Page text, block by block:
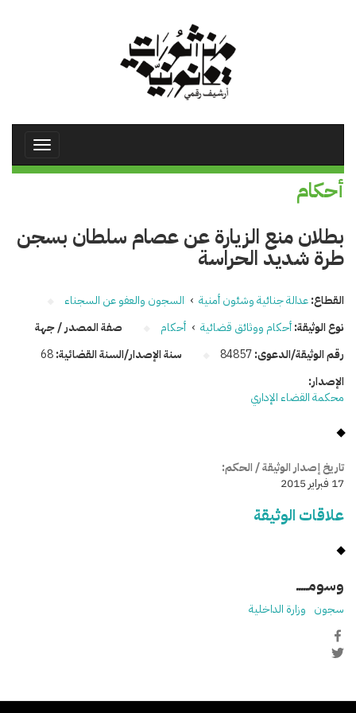
Toggle
أحكام
بطلان منع الزيارة عن عصام سلطان بسجن
طرة شديد الحراسة
القطاع:عدالة جنائية وشئون أمنية › السجون والعفو عن السجناء
نوع الوثيقة:أحكام ووثائق قضائية › أحكام
رقم الوثيقة/الدعوى:84857 سنة الإصدار/السنة القضائية:68
صفة المصدر / جهة
الإصدار:
محكمة القضاء الإداري
تاريخ إصدار الوثيقة / الحكم:
17 فبراير 2015
علاقات الوثيقة
وسومـــــ
سجون وزارة الداخلية